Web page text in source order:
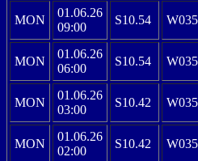
MON
01.06.26
09:00
S10.54
MON
01.06.26
06:00
S10.54
MON
01.06.26
03:00
S10.42
MON
01.06.26
02:00
S10.42